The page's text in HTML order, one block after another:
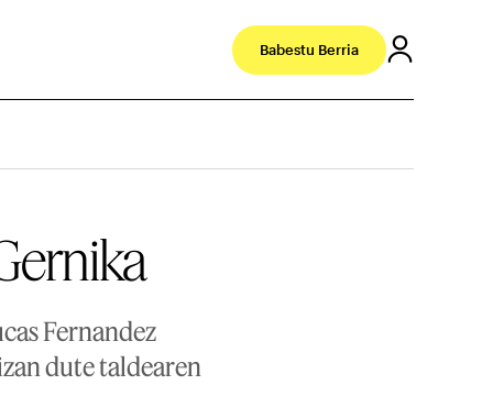
Babestu Berria
Fernandez
dute taldearen